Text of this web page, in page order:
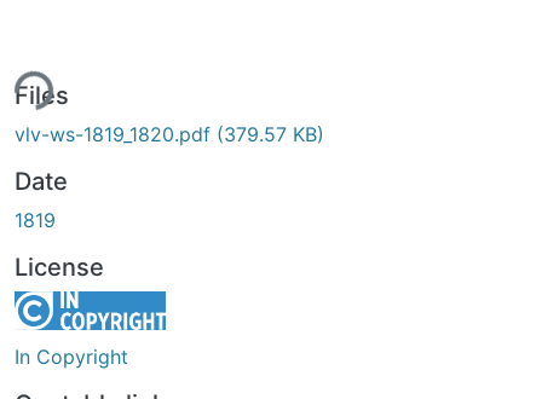
Files
vlv-ws-1819_1820.pdf (379.57 KB)
Date
1819
License
In Copyright